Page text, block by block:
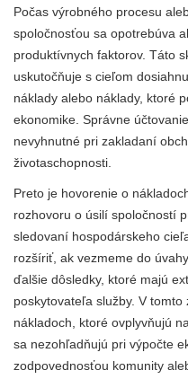
Počas výrobného procesu
spoločnosťou sa opotrebúva
produktívnych faktorov. Táto
uskutočňuje s cieľom
náklady alebo náklady, ktoré
ekonomike. Správne
nevyhnutné pri zakladaní
životaschopnosti.
Preto je hovorenie o
rozhovoru o úsilí spoločností
sledovaní hospodárskeho
rozšíriť, ak vezmeme do
ďalšie dôsledky, ktoré majú
poskytovateľa služby. V
nákladoch, ktoré ovplyvňujú
sa nezohľadňujú pri výpočte
zodpovednosťou komunity